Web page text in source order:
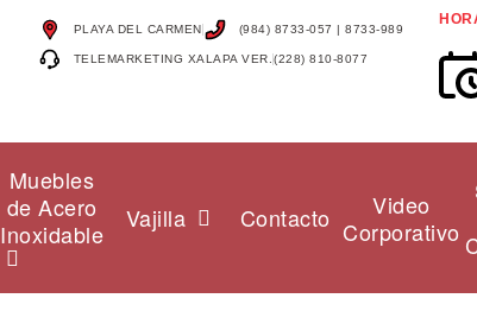
PLAYA DEL CARMEN (984) 8733-057 | 8733-989
TELEMARKETING XALAPA VER. (228) 810-8077
Muebles
de Acero
Inoxidable
Vajilla Contacto
Video
Corporativo